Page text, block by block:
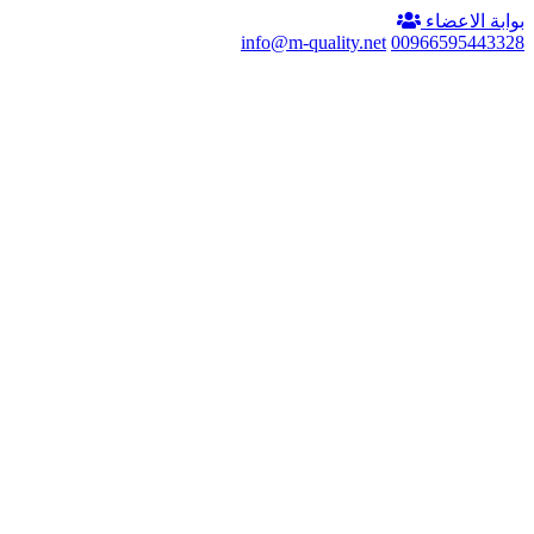
بوابة الاعضاء
00966595443328
info@m-quality.net